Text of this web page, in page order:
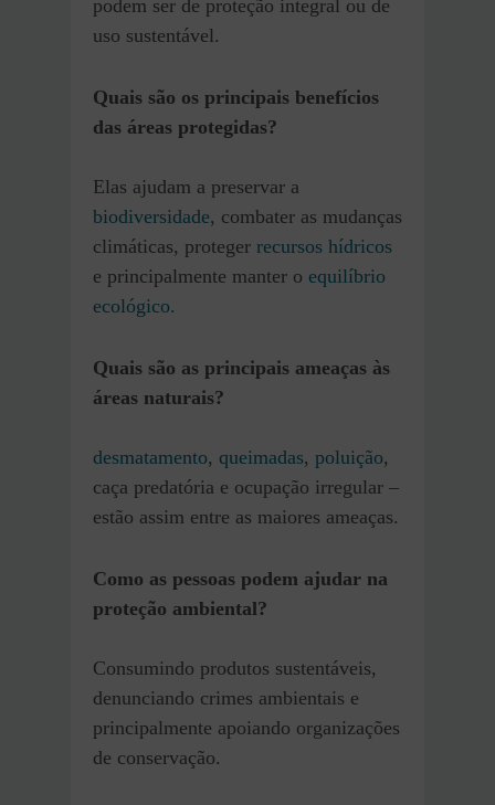
podem ser de proteção integral ou de
uso sustentável.
Quais são os principais benefícios
das áreas protegidas?
Elas ajudam a preservar a
biodiversidade, combater as mudanças
climáticas, proteger recursos hídricos
e principalmente manter o equilíbrio
ecológico.
Quais são as principais ameaças às
áreas naturais?
desmatamento, queimadas, poluição,
caça predatória e ocupação irregular –
estão assim entre as maiores ameaças.
Como as pessoas podem ajudar na
proteção ambiental?
Consumindo produtos sustentáveis,
denunciando crimes ambientais e
principalmente apoiando organizações
de conservação.